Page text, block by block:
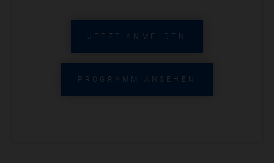
JETZT ANMELDEN
PROGRAMM ANSEHEN